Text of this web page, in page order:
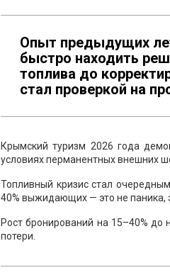
Опыт предыдущих
быстро находить
топлива до
стал проверкой на
Крымский туризм 2026 года
условиях перманентных внешних
Топливный кризис стал
40% выжидающих — это не паника,
Рост бронирований на 15–40% до
потери.